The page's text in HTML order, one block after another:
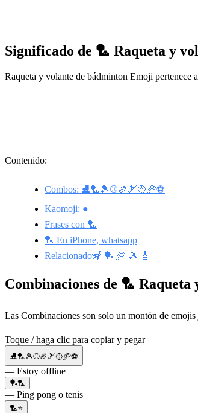
Significado de 🏸 Raqueta y
Raqueta y volante de bádminton Emoji pertenece
Contenido:
Combos: ⛸🏸🎾⚾️🏉🎿🥎🥏⚽
Kaomoji: ●
Frases con 🏸
🏸 En iPhone, whatsapp
Relacionado🦨 🏓 🥏 🎾 🎸
Combinaciones de 🏸
Las Combinaciones son solo un montón de
Toque / haga clic para copiar y pegar
⛸🏸🎾⚾️🏉🎿🥎🥏⚽
— Estoy offline
🏓🏸
— Ping pong o tenis
🏸⭐